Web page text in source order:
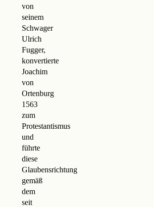
von
seinem
Schwager
Ulrich
Fugger,
konvertierte
Joachim
von
Ortenburg
1563
zum
Protestantismus
und
führte
diese
Glaubensrichtung
gemäß
dem
seit